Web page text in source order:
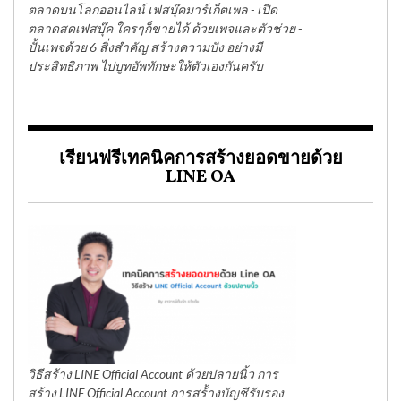
ตลาดบนโลกออนไลน์ เฟสบุ๊คมาร์เก็ตเพล - เปิด
ตลาดสดเฟสบุ๊ค ใครๆก็ขายได้ ด้วยเพจและตัวช่วย -
ปั้นเพจด้วย 6 สิ่งสำคัญ สร้างความปัง อย่างมี
ประสิทธิภาพ ไปบูทอัพทักษะให้ตัวเองกันครับ
เรียนฟรีเทคนิคการสร้างยอดขายด้วย
LINE OA
วิธีสร้าง LINE Official Account ด้วยปลายนิ้ว การ
สร้าง LINE Official Account การสร้้างบัญชีรับรอง